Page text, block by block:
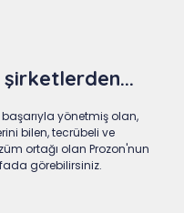
şirketlerden...
başarıyla yönetmiş olan,
bilen, tecrübeli ve
ortağı olan Prozon'nun
görebilirsiniz.